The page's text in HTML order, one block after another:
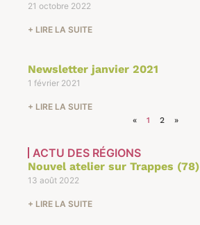
21 octobre 2022
+ LIRE LA SUITE
Newsletter janvier 2021
1 février 2021
+ LIRE LA SUITE
« 1 2 »
ACTU DES RÉGIONS
Nouvel atelier sur Trappes (78)
13 août 2022
+ LIRE LA SUITE